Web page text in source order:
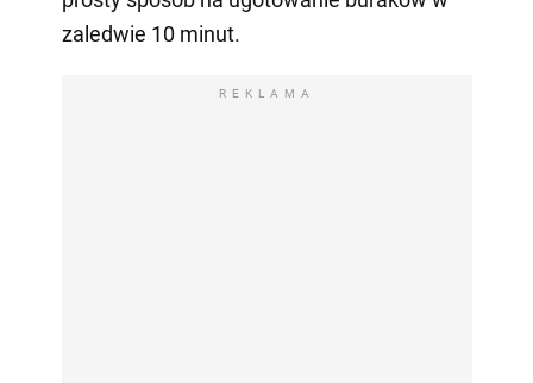
zaledwie 10 minut.
REKLAMA